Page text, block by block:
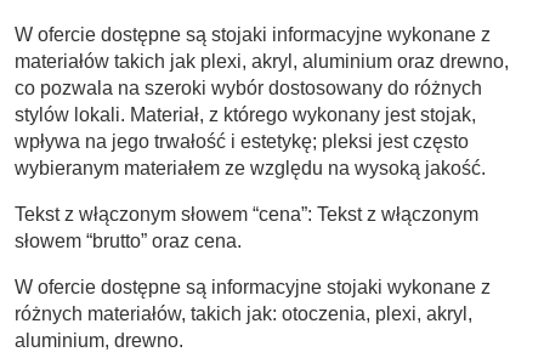
W ofercie dostępne są stojaki informacyjne wykonane z
materiałów takich jak plexi, akryl, aluminium oraz drewno,
co pozwala na szeroki wybór dostosowany do różnych
stylów lokali. Materiał, z którego wykonany jest stojak,
wpływa na jego trwałość i estetykę; pleksi jest często
wybieranym materiałem ze względu na wysoką jakość.
Tekst z włączonym słowem “cena”: Tekst z włączonym
słowem “brutto” oraz cena.
W ofercie dostępne są informacyjne stojaki wykonane z
różnych materiałów, takich jak: otoczenia, plexi, akryl,
aluminium, drewno.